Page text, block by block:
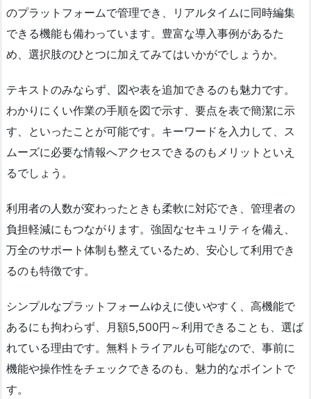
のプラットフォームで管理でき、リアルタイムに同時編集
できる機能も備わっています。豊富な導入事例があるた
め、選択肢のひとつに加えてみてはいかがでしょうか。
テキストのみならず、図や表を追加できるのも魅力です。
わかりにくい作業の手順を図で示す、要点を表で簡潔に示
す、といったことが可能です。キーワードを入力して、ス
ムーズに必要な情報へアクセスできるのもメリットといえ
るでしょう。
利用者の人数が変わったときも柔軟に対応でき、管理者の
負担軽減にもつながります。強固なセキュリティを備え、
万全のサポート体制も整えているため、安心して利用でき
るのも特徴です。
シンプルなプラットフォームゆえに使いやすく、高機能で
あるにも拘わらず、月額5,500円～利用できることも、選ば
れている理由です。無料トライアルも可能なので、事前に
機能や操作性をチェックできるのも、魅力的なポイントで
す。